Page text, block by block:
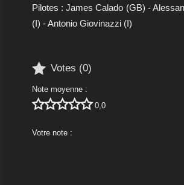
Pilotes : James Calado (GB) -
(I) - Antonio Giovinazzi (I)
 Votes (0)
Note moyenne :
 0,0
Votre note :